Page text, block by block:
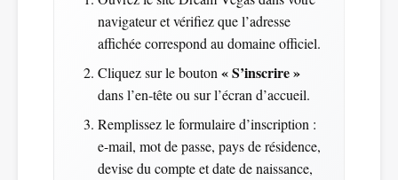
navigateur et vérifiez que l’adresse
affichée correspond au domaine officiel.
Cliquez sur le bouton « S’inscrire »
dans l’en-tête ou sur l’écran d’accueil.
Remplissez le formulaire d’inscription :
e-mail, mot de passe, pays de résidence,
devise du compte et date de naissance,